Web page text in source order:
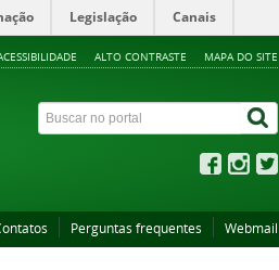
Legislação Canais
ALTO CONTRASTE MAPA DO SITE
Perguntas frequentes Webmail